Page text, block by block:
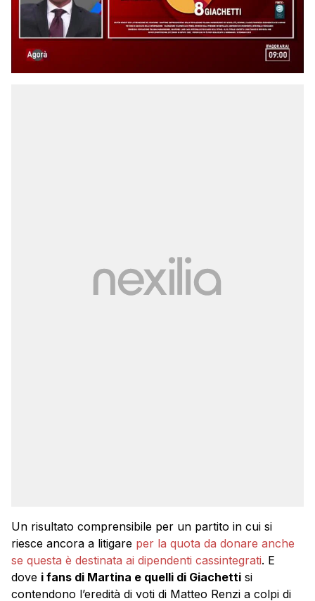
Un risultato comprensibile per un partito in cui si
riesce ancora a litigare per la quota da donare anche
se questa è destinata ai dipendenti cassintegrati. E
dove i fans di Martina e quelli di Giachetti si
contendono l’eredità di voti di Matteo Renzi a colpi di